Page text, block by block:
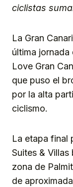
ciclistas
La Gran
última
Love Gran
que puso el
por la alta
ciclismo.
La etapa final
Suites &
zona de
de